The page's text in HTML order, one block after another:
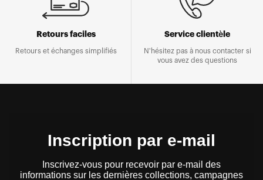
Retours faciles
Retours et échanges simplifiés
Service clientèle
N'hésitez pas à nous contacter si
vous avez des questions
Inscription par e-mail
Inscrivez-vous pour recevoir par e-mail des
informations sur les dernières collections, campagnes